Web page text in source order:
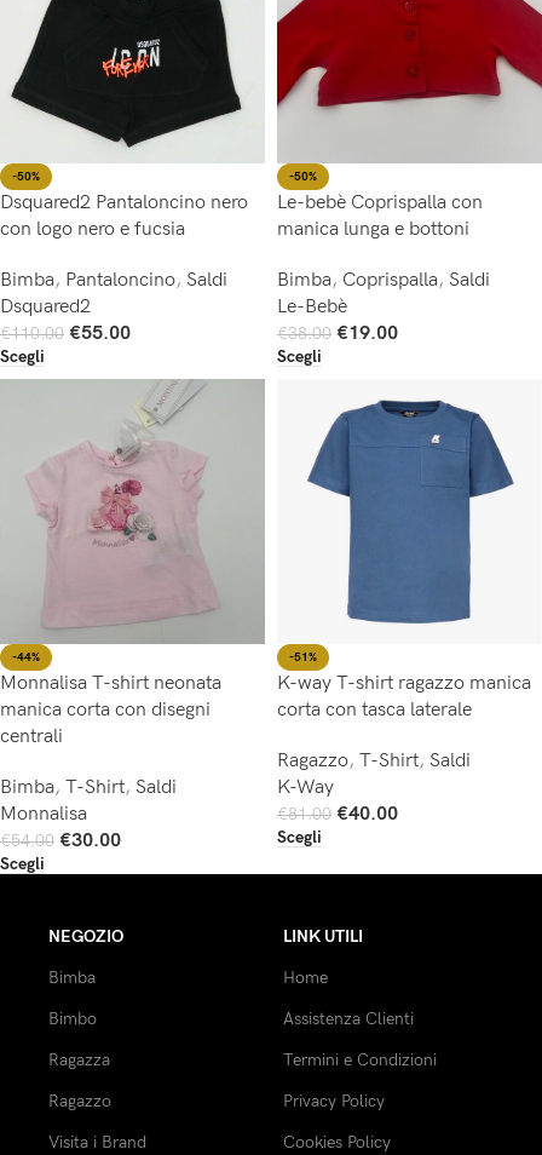
-50%
Dsquared2 Pantaloncino nero
con logo nero e fucsia
Bimba, Pantaloncino, Saldi
Dsquared2
€110.00 €55.00
Scegli
-50%
Le-bebè Coprispalla con
manica lunga e bottoni
Bimba, Coprispalla, Saldi
Le-Bebè
€38.00 €19.00
Scegli
-44%
Monnalisa T-shirt neonata
manica corta con disegni
centrali
Bimba, T-Shirt, Saldi
Monnalisa
€54.00 €30.00
Scegli
-51%
K-way T-shirt ragazzo manica
corta con tasca laterale
Ragazzo, T-Shirt, Saldi
K-Way
€81.00 €40.00
Scegli
NEGOZIO
Bimba
Bimbo
Ragazza
Ragazzo
Visita i Brand
LINK UTILI
Home
Assistenza Clienti
Termini e Condizioni
Privacy Policy
Cookies Policy